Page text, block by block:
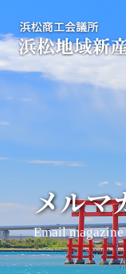
メルマ
Email magazine